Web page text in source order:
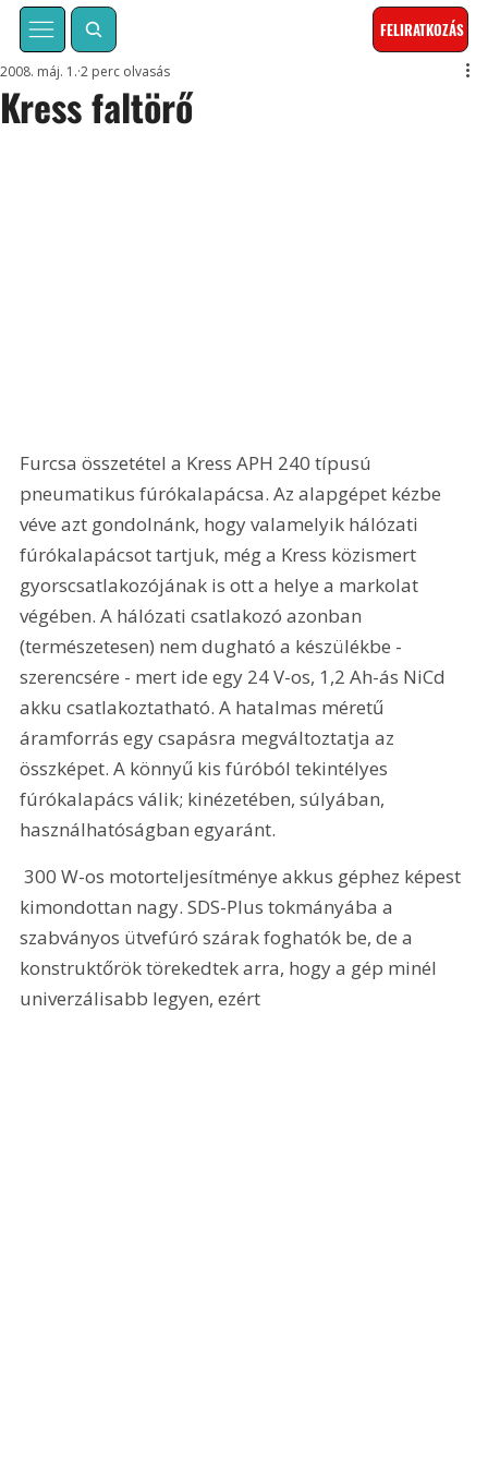
FELIRATKOZÁS
Kress faltörő
2008. máj. 1. 2 perc olvasás
Furcsa összetétel a Kress APH 240 típusú
pneumatikus fúrókalapácsa. Az alapgépet kézbe
véve azt gondolnánk, hogy valamelyik hálózati
fúrókalapácsot tartjuk, még a Kress közismert
gyorscsatlakozójának is ott a helye a markolat
végében. A hálózati csatlakozó azonban
(természetesen) nem dugható a készülékbe -
szerencsére - mert ide egy 24 V-os, 1,2 Ah-ás NiCd
akku csatlakoztatható. A hatalmas méretű
áramforrás egy csapásra megváltoztatja az
összképet. A könnyű kis fúróból tekintélyes
fúrókalapács válik; kinézetében, súlyában,
használhatóságban egyaránt.
300 W-os motorteljesítménye akkus géphez képest
kimondottan nagy. SDS-Plus tokmányába a
szabványos ütvefúró szárak foghatók be, de a
konstruktőrök törekedtek arra, hogy a gép minél
univerzálisabb legyen, ezért